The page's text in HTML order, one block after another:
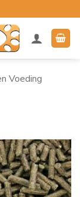
Voeding